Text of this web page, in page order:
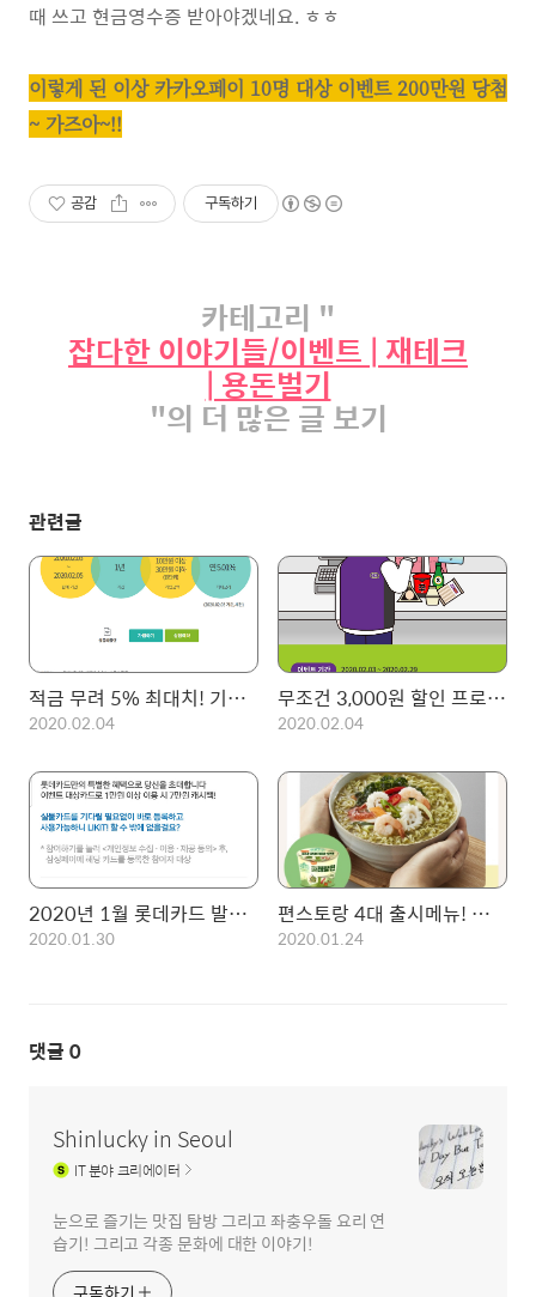
때 쓰고 현금영수증 받아야겠네요. ㅎㅎ
이렇게 된 이상 카카오페이 10명 대상 이벤트 200만원 당첨
~ 가즈아~!!
공감 구독하기
카테고리 "
잡다한 이야기들/이벤트 | 재테크
| 용돈벌기
"의 더 많은 글 보기
관련글
적금 무려 5% 최대치! 기간한정 하나은행 하나 더 적금!
2020.02.04
무조건 3,000원 할인 프로모션! 삼성페이 x 다날 x CU 진행중!
2020.02.04
2020년 1월 롯데카드 발급을 위한 최적의 이벤트 (엘포인트 자동차세 연납)
2020.01.30
편스토랑 4대 출시메뉴! 이영자의 태안탕면!(파래탕면) 우승
2020.01.24
댓글 0
Shinlucky in Seoul
IT분야 크리에이터
눈으로 즐기는 맛집 탐방 그리고 좌충우돌 요리 연
습기! 그리고 각종 문화에 대한 이야기!